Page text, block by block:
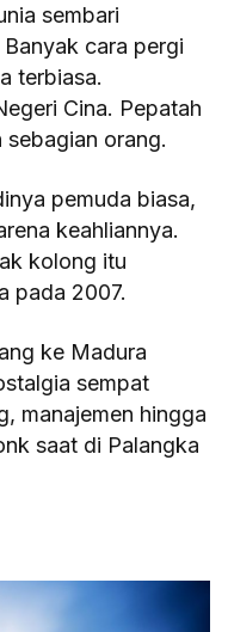
sembari
cara pergi
terbiasa.
Cina. Pepatah
orang.
pemuda biasa,
keahliannya.
kolong itu
pada 2007.
ke Madura
sempat
manajemen hingga
saat di Palangka